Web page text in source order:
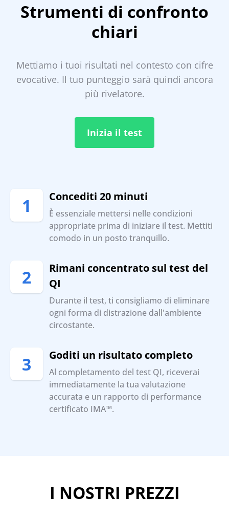
Strumenti di confronto
chiari
Mettiamo i tuoi risultati nel contesto con cifre
evocative. Il tuo punteggio sarà quindi ancora
più rivelatore.
Inizia il test
1 Concediti 20 minuti
È essenziale mettersi nelle condizioni
appropriate prima di iniziare il test. Mettiti
comodo in un posto tranquillo.
2
Rimani concentrato sul test del
QI
Durante il test, ti consigliamo di eliminare
ogni forma di distrazione dall'ambiente
circostante.
3 Goditi un risultato completo
Al completamento del test QI, riceverai
immediatamente la tua valutazione
accurata e un rapporto di performance
certificato IMA™.
I NOSTRI PREZZI